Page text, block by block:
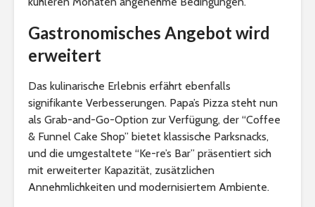
Gastronomisches Angebot wird
erweitert
Das kulinarische Erlebnis erfährt ebenfalls
signifikante Verbesserungen. Papa’s Pizza steht nun
als Grab-and-Go-Option zur Verfügung, der “Coffee
& Funnel Cake Shop” bietet klassische Parksnacks,
und die umgestaltete “Ke-re’s Bar” präsentiert sich
mit erweiterter Kapazität, zusätzlichen
Annehmlichkeiten und modernisiertem Ambiente.